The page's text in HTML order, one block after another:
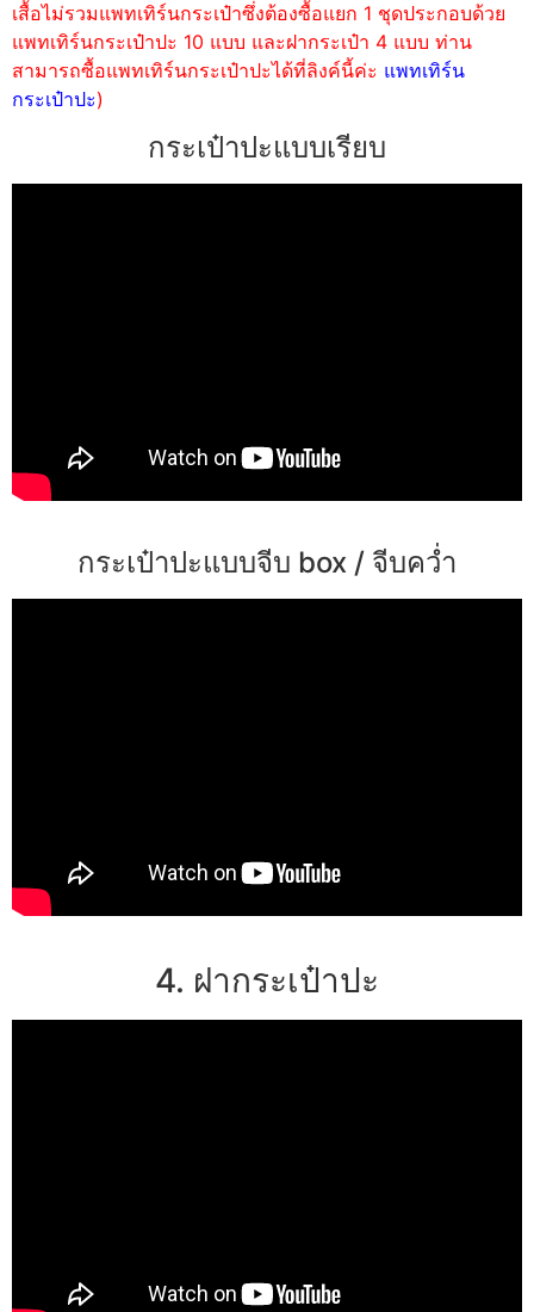
เสื้อไม่รวมแพทเทิร์นกระเป๋าซึ่งต้องซื้อแยก 1 ชุดประกอบด้วย
แพทเทิร์นกระเป๋าปะ 10 แบบ และฝากระเป๋า 4 แบบ ท่าน
สามารถซื้อแพทเทิร์นกระเป๋าปะได้ที่ลิงค์นี้ค่ะ แพทเทิร์น
กระเป๋าปะ)
กระเป๋าปะแบบเรียบ
กระเป๋าปะแบบจีบ box / จีบคว่ำ
4. ฝากระเป๋าปะ